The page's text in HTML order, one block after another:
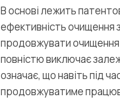
В основі лежить
ефективність очищення
продовжувати очищення
повністю виключає
означає, що навіть під
продовжуватиме